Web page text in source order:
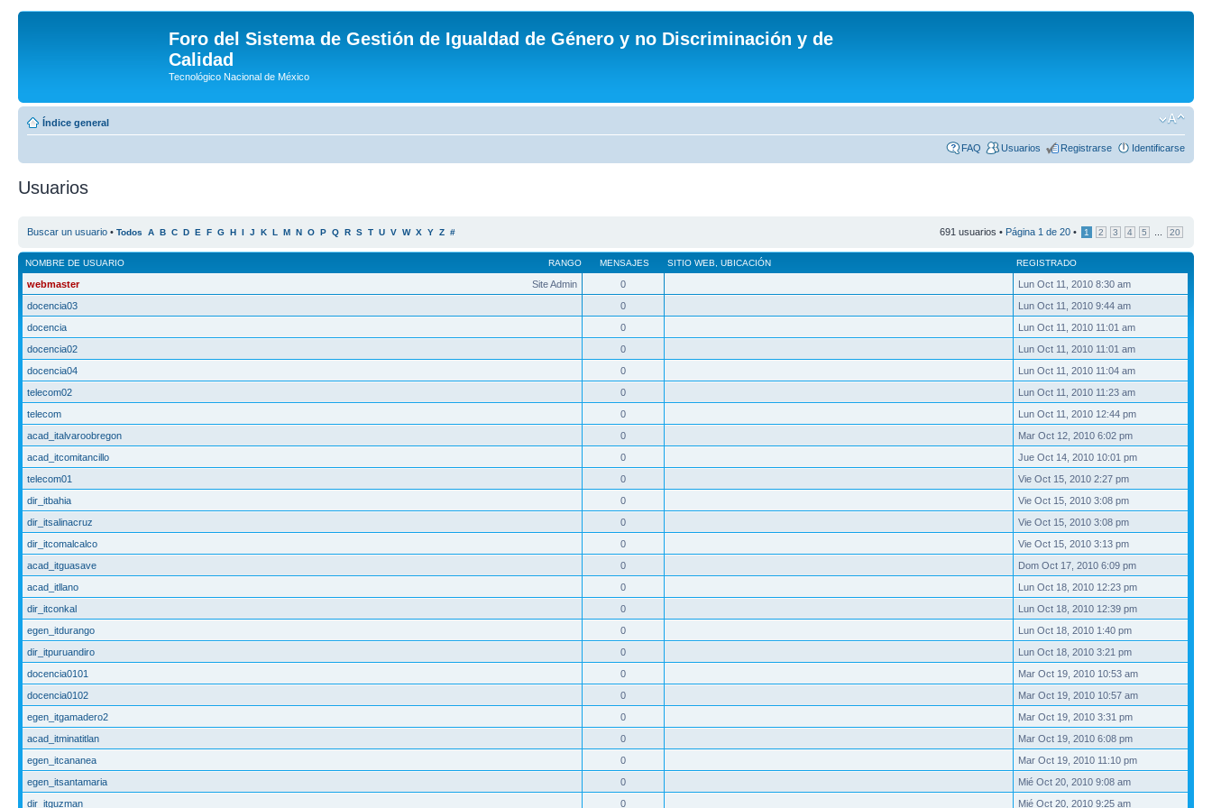
Foro del Sistema de Gestión de Igualdad de Género y no Discriminación y de
Calidad
Tecnológico Nacional de México
Índice general
FAQ Usuarios Registrarse Identificarse
Usuarios
Buscar un usuario • Todos A B C D E F G H I J K L M N O P Q R S T U V W X Y Z # 691 usuarios • Página 1 de 20 • 1 2 3 4 5 20
RANGO
NOMBRE DE USUARIO MENSAJES SITIO WEB UBICACIÓN REGISTRADO
Site Admin
webmaster 0
Lun Oct 11, 2010 8:30 am
docencia03
0
Lun Oct 11, 2010 9:44 am
docencia
0
Lun Oct 11, 2010 11:01 am
docencia02
0
Lun Oct 11, 2010 11:01 am
docencia04
0
Lun Oct 11, 2010 11:04 am
telecom02
0
Lun Oct 11, 2010 11:23 am
telecom
0
Lun Oct 11, 2010 12:44 pm
acad_italvaroobregon
0
Mar Oct 12, 2010 6:02 pm
acad_itcomitancillo
0
Jue Oct 14, 2010 10:01 pm
telecom01
0
Vie Oct 15, 2010 2:27 pm
dir_itbahia
0
Vie Oct 15, 2010 3:08 pm
dir_itsalinacruz
0
Vie Oct 15, 2010 3:08 pm
dir_itcomalcalco
0
Vie Oct 15, 2010 3:13 pm
acad_itguasave
0
Dom Oct 17, 2010 6:09 pm
acad_itllano
0
Lun Oct 18, 2010 12:23 pm
dir_itconkal
0
Lun Oct 18, 2010 12:39 pm
egen_itdurango
0
Lun Oct 18, 2010 1:40 pm
dir_itpuruandiro
0
Lun Oct 18, 2010 3:21 pm
docencia0101
0
Mar Oct 19, 2010 10:53 am
docencia0102
0
Mar Oct 19, 2010 10:57 am
egen_itgamadero2
0
Mar Oct 19, 2010 3:31 pm
acad_itminatitlan
0
Mar Oct 19, 2010 6:08 pm
egen_itcananea
0
Mar Oct 19, 2010 11:10 pm
egen_itsantamaria
0
Mié Oct 20, 2010 9:08 am
dir_itguzman
0 Mié Oct 20, 2010 9:25 am